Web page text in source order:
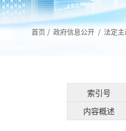
首页 / 政府信息公开 / 法定
索引号
内容概述